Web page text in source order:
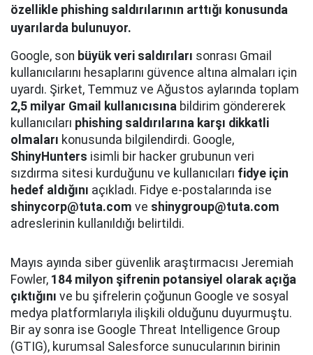
özellikle phishing saldırılarının arttığı konusunda
uyarılarda bulunuyor.
Google, son büyük veri saldırıları sonrası Gmail
kullanıcılarını hesaplarını güvence altına almaları için
uyardı. Şirket, Temmuz ve Ağustos aylarında toplam
2,5 milyar Gmail kullanıcısına bildirim göndererek
kullanıcıları phishing saldırılarına karşı dikkatli
olmaları konusunda bilgilendirdi. Google,
ShinyHunters isimli bir hacker grubunun veri
sızdırma sitesi kurduğunu ve kullanıcıları fidye için
hedef aldığını açıkladı. Fidye e-postalarında ise
shinycorp@tuta.com ve shinygroup@tuta.com
adreslerinin kullanıldığı belirtildi.
Mayıs ayında siber güvenlik araştırmacısı Jeremiah
Fowler, 184 milyon şifrenin potansiyel olarak açığa
çıktığını ve bu şifrelerin çoğunun Google ve sosyal
medya platformlarıyla ilişkili olduğunu duyurmuştu.
Bir ay sonra ise Google Threat Intelligence Group
(GTIG), kurumsal Salesforce sunucularının birinin